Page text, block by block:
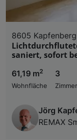
8605 Kapfenberg
saniert, sofort
61,19 m2
Wohnfläche
3
Zimmer
Jörg
REMAX